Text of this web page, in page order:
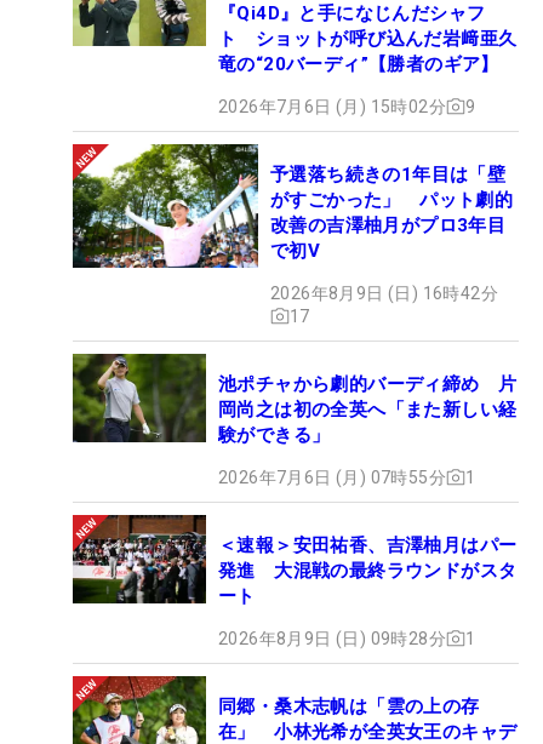
『Qi4D』と手になじんだシャフ
ト ショットが呼び込んだ岩﨑亜久
竜の“20バーディ”【勝者のギア】
2026年7月6日 (月) 15時02分 9
予選落ち続きの1年目は「壁
がすごかった」 パット劇的
改善の吉澤柚月がプロ3年目
で初V
2026年8月9日 (日) 16時42分
17
池ポチャから劇的バーディ締め 片
岡尚之は初の全英へ「また新しい経
験ができる」
2026年7月6日 (月) 07時55分 1
＜速報＞安田祐香、吉澤柚月はパー
発進 大混戦の最終ラウンドがスタ
ート
2026年8月9日 (日) 09時28分 1
同郷・桑木志帆は「雲の上の存
在」 小林光希が全英女王のキャデ